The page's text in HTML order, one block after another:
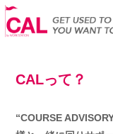
CALって？
“COURSE